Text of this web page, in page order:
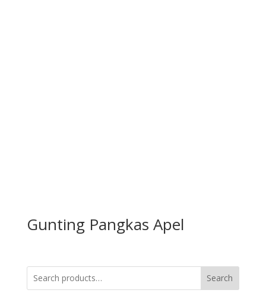
Gunting Pangkas Apel
Search